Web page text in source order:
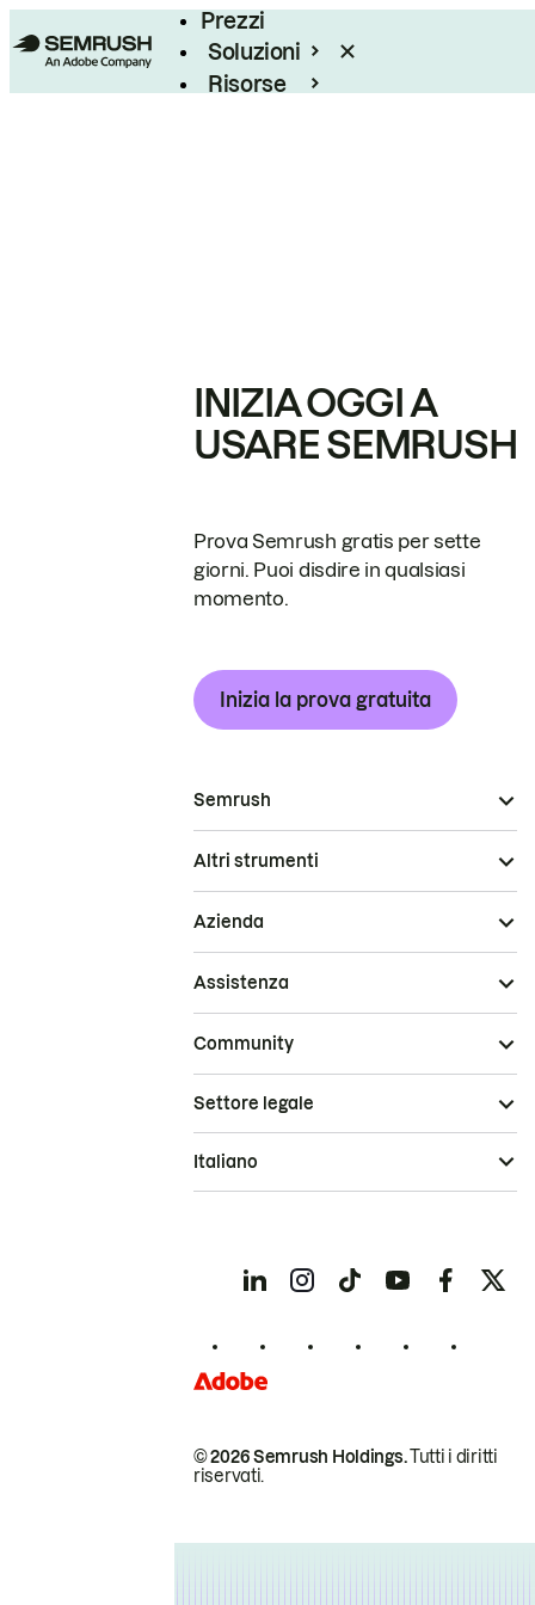
Prezzi
Soluzioni
Risorse
INIZIA OGGI A
USARE SEMRUSH
Prova Semrush gratis per sette
giorni. Puoi disdire in qualsiasi
momento.
Inizia la prova gratuita
Semrush
Altri strumenti
Azienda
Assistenza
Community
© 2026 Semrush Holdings.Tutti i diritti
riservati.
Settore legale
Italiano